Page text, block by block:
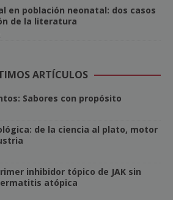
en población neonatal: dos casos
de la literatura
ARTÍCULOS
Sabores con propósito
de la ciencia al plato, motor
inhibidor tópico de JAK sin
atópica